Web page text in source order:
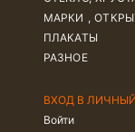
МАРКИ ,
ПЛАКАТЫ
РАЗНОЕ
ВХОД В
Войти